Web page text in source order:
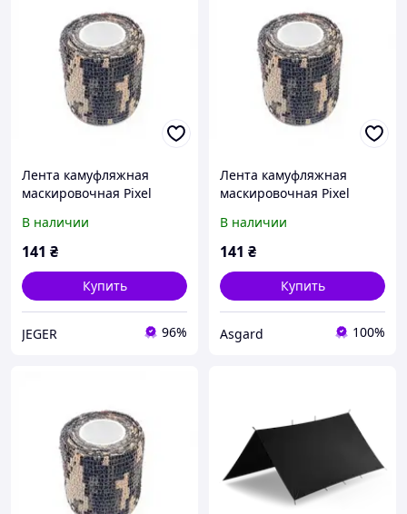
Лента камуфляжная
маскировочная Pixel
В наличии
141 ₴
Купить
JEGER 96%
Лента камуфляжная
маскировочная Pixel
В наличии
141 ₴
Купить
Asgard 100%